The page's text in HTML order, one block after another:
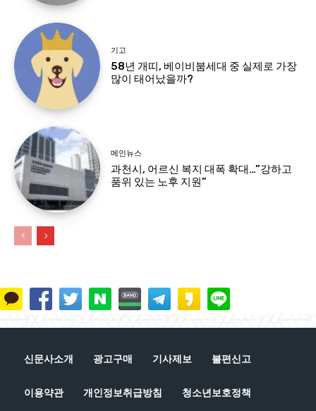
기고
58년 개띠, 베이비붐세대 중 실제로 가장
많이 태어났을까?
메인뉴스
과천시, 어르신 복지 대폭 확대…”강하고
품위 있는 노후 지원”
신문사소개 광고구매 기사제보 불편신고
이용약관 개인정보취급방침 청소년보호정책